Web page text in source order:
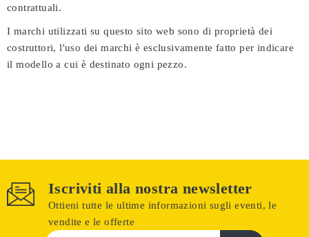
contrattuali.
I marchi utilizzati su questo sito web sono di proprietà dei
costruttori, l'uso dei marchi è esclusivamente fatto per indicare
il modello a cui è destinato ogni pezzo.
Iscriviti alla nostra newsletter
Ottieni tutte le ultime informazioni sugli eventi, le
vendite e le offerte